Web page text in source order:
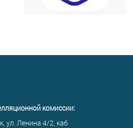
комиссии:
ул. Ленина 4/2, каб